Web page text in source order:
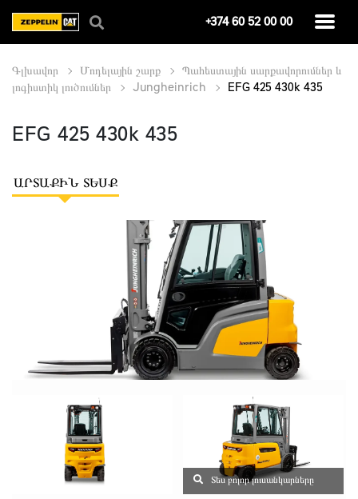
+374 60 52 00 00
Գլխավոր Մոդելային շարք
Պահեստային սարքավորումներ և
լոգիստիկ լուծումներ
Jungheinrich EFG 425 430k 435
EFG 425 430k 435
ԱՐՏԱՔԻՆ ՏԵՍՔ
Տես բոլոր լուսանկարները